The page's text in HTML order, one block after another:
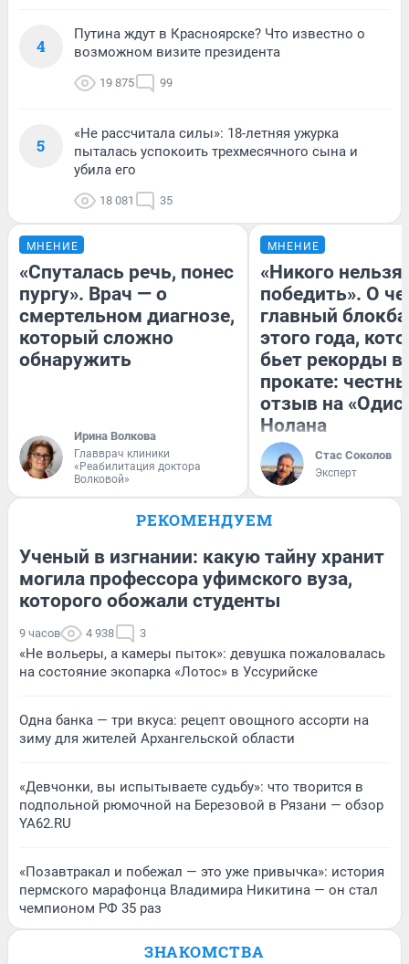
4
Путина ждут в Красноярске? Что известно о
возможном визите президента
19 875 99
5
«Не рассчитала силы»: 18-летняя ужурка
пыталась успокоить трехмесячного сына и
убила его
18 081 35
МНЕНИЕ
«Спуталась речь, понес
пургу». Врач — о
смертельном диагнозе,
который сложно
обнаружить
Ирина Волкова
Главврач клиники
«Реабилитация доктора
Волковой»
МНЕНИЕ
«Никого нельзя
победить». О
главный
этого года,
бьет рекорды в
прокате:
отзыв на
Нолана
Стас Соколов
Эксперт
РЕКОМЕНДУЕМ
Ученый в изгнании: какую тайну хранит
могила профессора уфимского вуза,
которого обожали студенты
9 часов 4 938 3
«Не вольеры, а камеры пыток»: девушка пожаловалась
на состояние экопарка «Лотос» в Уссурийске
Одна банка — три вкуса: рецепт овощного ассорти на
зиму для жителей Архангельской области
«Девчонки, вы испытываете судьбу»: что творится в
подпольной рюмочной на Березовой в Рязани — обзор
YA62.RU
«Позавтракал и побежал — это уже привычка»: история
пермского марафонца Владимира Никитина — он стал
чемпионом РФ 35 раз
ЗНАКОМСТВА